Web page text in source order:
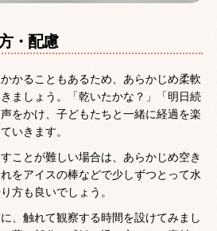
・配慮
かることもあるため、あらかじめ柔軟
ましょう。「乾いたかな？」「明日続
をかけ、子どもたちと一緒に経過を楽
いきます。
ことが難しい場合は、あらかじめ空き
をアイスの棒などで少しずつとって水
方も良いでしょう。
、触れて観察する時間を設けてみまし